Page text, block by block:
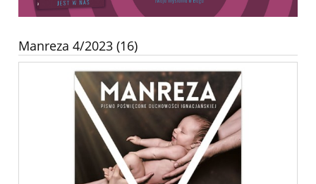
Manreza 4/2023 (16)